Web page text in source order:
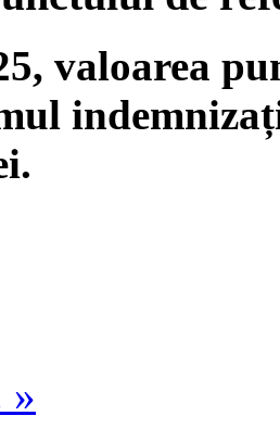
valoarea
»